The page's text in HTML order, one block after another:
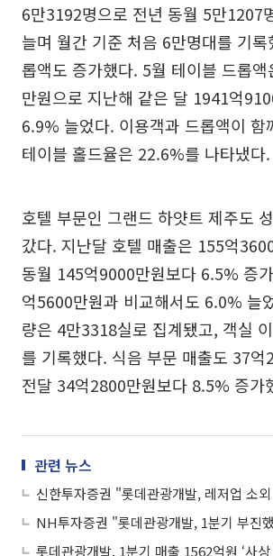
6만3192명으로 전년 동월 5만1207
늘며 월간 기준 처음 6만명대를 기
롭액도 증가했다. 5월 테이블 드롭
만원으로 지난해 같은 달 1941억
6.9% 늘었다. 이용객과 드롭액이 함
테이블 홀드율은 22.6%를 나타냈다.
호텔 부문인 그랜드 하얏트 제주도
갔다. 지난달 호텔 매출은 155억
동월 145억9000만원보다 6.5% 증
억5600만원과 비교해서도 6.0% 늘
량은 4만3318실로 집계됐고, 객실
를 기록했다. 식음 부문 매출도 37억
전달 34억2800만원보다 8.5% 증가
관련 뉴스